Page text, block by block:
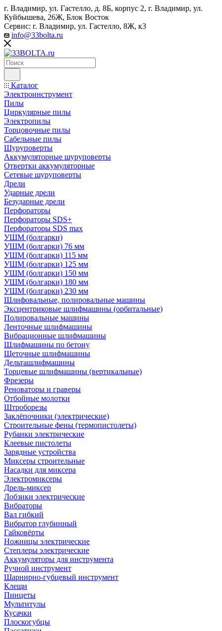
г. Владимир, ул. Гастелло, д. 8Б, корпус 2, г. Владимир, ул. ​
Куйбышева, 26Ж, Блок Восток
Сервис: г. Владимир, ул. Гастелло, 8Ж, к3
info@33bolta.ru
Каталог
Электроинструмент
Пилы
Циркулярные пилы
Электропилы
Торцовочные пилы
Сабельные пилы
Шуруповерты
Аккумуляторные шуруповерты
Отвертки аккумуляторные
Сетевые шуруповерты
Дрели
Ударные дрели
Безударные дрели
Перфораторы
Перфораторы SDS+
Перфораторы SDS max
УШМ (болгарки)
УШМ (болгарки) 76 мм
УШМ (болгарки) 115 мм
УШМ (болгарки) 125 мм
УШМ (болгарки) 150 мм
УШМ (болгарки) 180 мм
УШМ (болгарки) 230 мм
Шлифовальные, полировальные машины
Эксцентриковые шлифмашины (орбитальные)
Полировальные машины
Ленточные шлифмашины
Вибрационные шлифмашины
Шлифмашины по бетону
Щеточные шлифмашины
Дельташлифмашины
Торцевые шлифмашины (вертикальные)
Фрезеры
Реноваторы и граверы
Отбойные молотки
Штроборезы
Заклёпочники (электрические)
Строительные фены (термопистолеты)
Рубанки электрические
Клеевые пистолеты
Зарядные устройства
Миксеры строительные
Насадки для миксера
Электромиксеры
Дрель-миксер
Лобзики электрические
Вибраторы
Вал гибкий
Вибратор глубинный
Гайковёрты
Ножницы электрические
Степлеры электрические
Аккумуляторы для инструмента
Ручной инструмент
Шарнирно-губцевый инструмент
Клещи
Пинцеты
Мультитулы
Кусачки
Плоскогубцы